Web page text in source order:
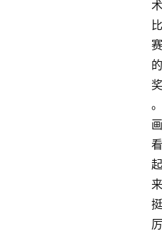
术
比
赛
的
奖
。
画
看
起
来
挺
厉